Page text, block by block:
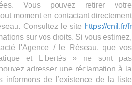
Vous pouvez retirer votre
moment en contactant directement
Consultez le site https://cnil.fr/fr
sur vos droits. Si vous estimez,
l'Agence / le Réseau, que vos
et Libertés » ne sont pas
adresser une réclamation à la
informons de l’existence de la liste